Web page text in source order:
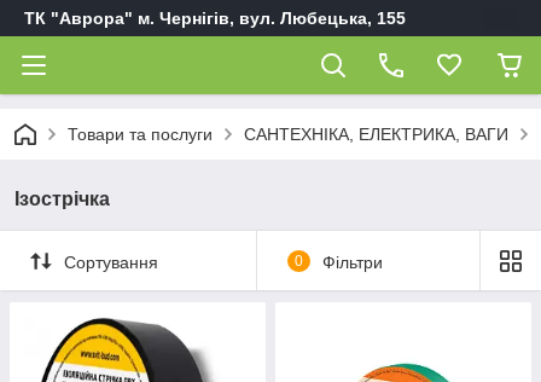
ТК "Аврора" м. Чернігів, вул. Любецька, 155
Товари та послуги САНТЕХНІКА, ЕЛЕКТРИКА, ВАГИ
Ізострічка
Сортування 0 Фільтри